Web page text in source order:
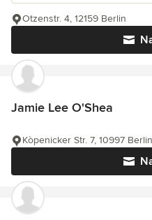
Otzenstr. 4, 12159 Berlin
Jamie Lee O'Shea
Kòpenicker Str. 7, 10997 Berlin